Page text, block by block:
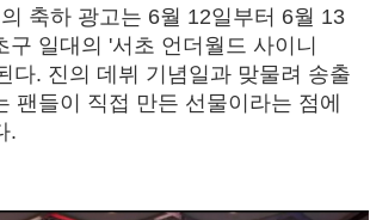
축하 광고는 6월 12일부터 6월 13
구 일대의 '서초 언더월드 사이니
다. 진의 데뷔 기념일과 맞물려 송출
팬들이 직접 만든 선물이라는 점에
.